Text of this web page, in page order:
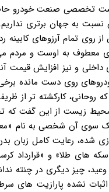
تخصصی صنعت خودرو
به جهان برتری
روی تمام آرزوهای
معطوف به اوست و
و نیز افزایش قیمت
روی دست مانده
روحانی، کارکشته تر از
زیست از این گفت که
آن شخصی به نام
شده، رعایت کامل زبان
های طلا» و «قرارداد
چیز دیگری در چنته
نشده پارازیت های